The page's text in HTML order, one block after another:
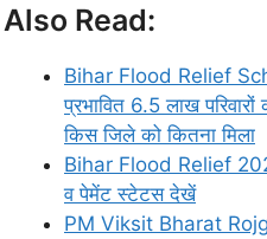
Also Read:
Bihar Flood Relief
प्रभावित 6.5 लाख
किस जिले को कितना मिला
Bihar Flood Relief
व पेमेंट स्टेटस देखें
PM Viksit Bharat